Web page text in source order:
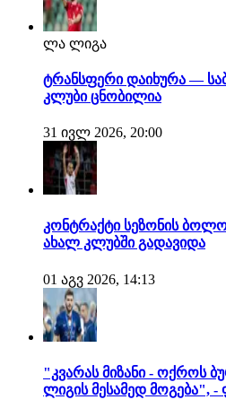
ლა ლიგა
ტრანსფერი დაიხურა —
კლუბი ცნობილია
31 ივლ 2026, 20:00
კონტრაქტი სეზონის
ახალ კლუბში გადავიდა
01 აგვ 2026, 14:13
"კვარას მიზანი - ოქროს
ლიგის მესამედ მოგება",